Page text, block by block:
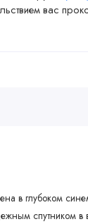
вас
в глубоком
спутником